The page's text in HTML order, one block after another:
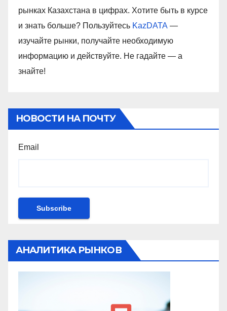
рынках Казахстана в цифрах. Хотите быть в курсе
и знать больше? Пользуйтесь KazDATA —
изучайте рынки, получайте необходимую
информацию и действуйте. Не гадайте — а
знайте!
НОВОСТИ НА ПОЧТУ
Email
АНАЛИТИКА РЫНКОВ